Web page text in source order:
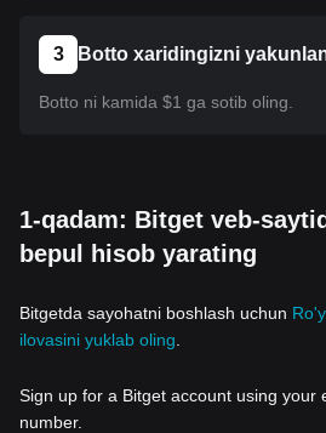
3 Botto xaridingizni
Botto ni kamida $1 ga sotib oling.
1-qadam: Bitget veb-
bepul hisob yarating
Bitgetda sayohatni boshlash uchun
ilovasini yuklab oling
Sign up for a Bitget account using your
number.